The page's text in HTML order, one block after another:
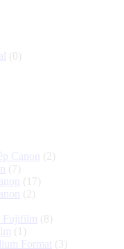
(0)
Canon
(2)
(7)
(17)
(2)
Fujifilm (8)
(1)
Format (3)